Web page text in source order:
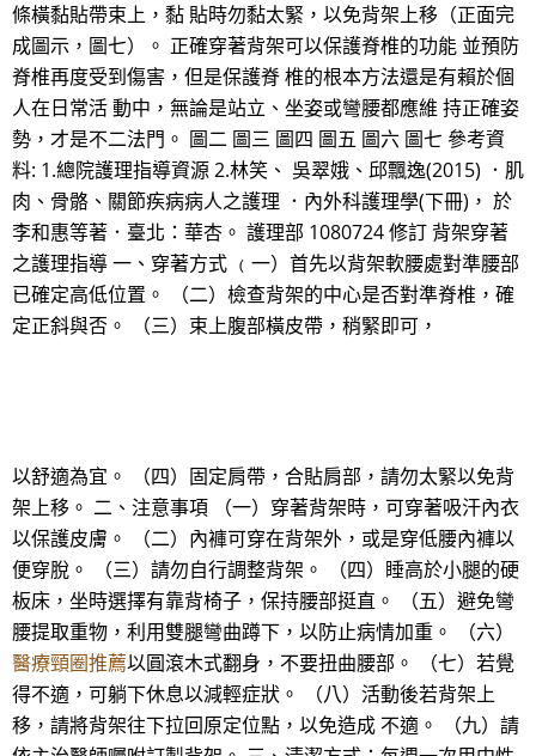
條橫黏貼帶束上，黏 貼時勿黏太緊，以免背架上移（正面完
成圖示，圖七）。 正確穿著背架可以保護脊椎的功能 並預防
脊椎再度受到傷害，但是保護脊 椎的根本方法還是有賴於個
人在日常活 動中，無論是站立、坐姿或彎腰都應維 持正確姿
勢，才是不二法門。 圖二 圖三 圖四 圖五 圖六 圖七 參考資
料: 1.總院護理指導資源 2.林笑、 吳翠娥、邱飄逸(2015) ．肌
肉、骨骼、關節疾病病人之護理 ．內外科護理學(下冊)， 於
李和惠等著．臺北：華杏。 護理部 1080724 修訂 背架穿著
之護理指導 一、穿著方式 ﹙一）首先以背架軟腰處對準腰部
已確定高低位置。 （二）檢查背架的中心是否對準脊椎，確
定正斜與否。 （三）束上腹部橫皮帶，稍緊即可，
以舒適為宜。 （四）固定肩帶，合貼肩部，請勿太緊以免背
架上移。 二、注意事項 （一）穿著背架時，可穿著吸汗內衣
以保護皮膚。 （二）內褲可穿在背架外，或是穿低腰內褲以
便穿脫。 （三）請勿自行調整背架。 （四）睡高於小腿的硬
板床，坐時選擇有靠背椅子，保持腰部挺直。 （五）避免彎
腰提取重物，利用雙腿彎曲蹲下，以防止病情加重。 （六）
醫療頸圈推薦以圓滾木式翻身，不要扭曲腰部。 （七）若覺
得不適，可躺下休息以減輕症狀。 （八）活動後若背架上
移，請將背架往下拉回原定位點，以免造成 不適。 （九）請